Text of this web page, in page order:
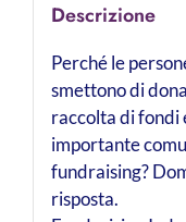
Descrizione
Perché le
smettono di
raccolta di fondi
importante
fundraising?
risposta.